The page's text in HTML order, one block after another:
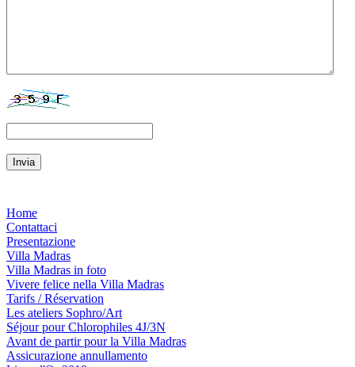
Home
Contattaci
Presentazione
Villa Madras
Villa Madras in foto
Vivere felice nella Villa Madras
Tarifs / Réservation
Les ateliers Sophro/Art
Séjour pour Chlorophiles 4J/3N
Avant de partir pour la Villa Madras
Assicurazione annullamento